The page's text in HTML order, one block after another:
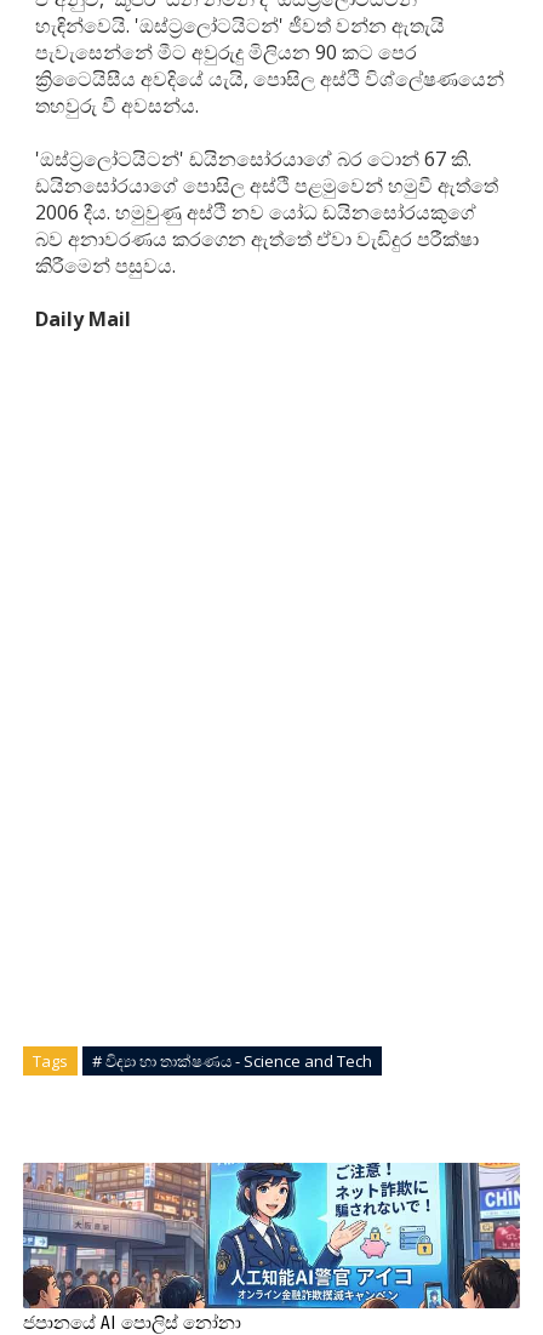
හැඳින්වෙයි. 'ඔස්ට්‍රලෝටයිටන්' ජීවත් වන්න ඇතැයි
පැවැසෙන්නේ මීට අවුරුදු මිලියන 90 කට පෙර
ක්‍රිටෛයිසීය අවදියේ යැයි, පොසිල අස්ථි විශ්ලේෂණයෙන්
තහවුරු වී අවසන්ය.
'ඔස්ට්‍රලෝටයිටන්' ඩයිනසෝරයාගේ බර ටොන් 67 කි.
ඩයිනසෝරයාගේ පොසිල අස්ථි පළමුවෙන් හමුවී ඇත්තේ
2006 දීය. හමුවුණු අස්ථි නව යෝධ ඩයිනසෝරයකුගේ
බව අනාවරණය කරගෙන ඇත්තේ ඒවා වැඩිදුර පරීක්ෂා
කිරීමෙන් පසුවය.
Daily Mail
Tags # විද්‍යා හා තාක්ෂණය - Science and Tech
ජපානයේ AI පොලිස් නෝනා